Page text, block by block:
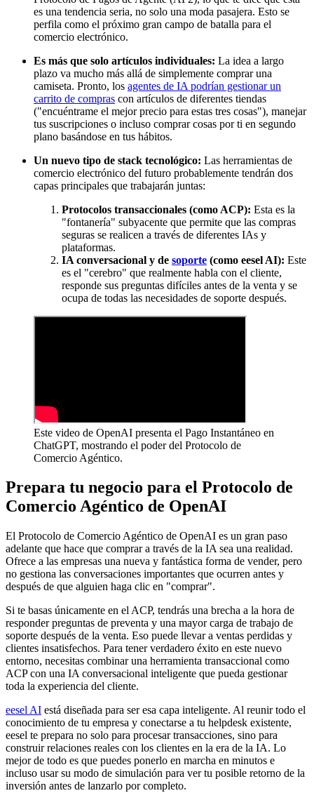
es una tendencia seria, no solo una moda pasajera. Esto se
perfila como el próximo gran campo de batalla para el
comercio electrónico.
Es más que solo artículos individuales: La idea a largo
plazo va mucho más allá de simplemente comprar una
camiseta. Pronto, los agentes de IA podrían gestionar un
carrito de compras con artículos de diferentes tiendas
("encuéntrame el mejor precio para estas tres cosas"), manejar
tus suscripciones o incluso comprar cosas por ti en segundo
plano basándose en tus hábitos.
Un nuevo tipo de stack tecnológico: Las herramientas de
comercio electrónico del futuro probablemente tendrán dos
capas principales que trabajarán juntas:
Protocolos transaccionales (como ACP): Esta es la
"fontanería" subyacente que permite que las compras
seguras se realicen a través de diferentes IAs y
plataformas.
IA conversacional y de soporte (como eesel AI): Este
es el "cerebro" que realmente habla con el cliente,
responde sus preguntas difíciles antes de la venta y se
ocupa de todas las necesidades de soporte después.
Este video de OpenAI presenta el Pago Instantáneo en
ChatGPT, mostrando el poder del Protocolo de
Comercio Agéntico.
Prepara tu negocio para el Protocolo de
Comercio Agéntico de OpenAI
El Protocolo de Comercio Agéntico de OpenAI es un gran paso
adelante que hace que comprar a través de la IA sea una realidad.
Ofrece a las empresas una nueva y fantástica forma de vender, pero
no gestiona las conversaciones importantes que ocurren antes y
después de que alguien haga clic en "comprar".
Si te basas únicamente en el ACP, tendrás una brecha a la hora de
responder preguntas de preventa y una mayor carga de trabajo de
soporte después de la venta. Eso puede llevar a ventas perdidas y
clientes insatisfechos. Para tener verdadero éxito en este nuevo
entorno, necesitas combinar una herramienta transaccional como
ACP con una IA conversacional inteligente que pueda gestionar
toda la experiencia del cliente.
eesel AI está diseñada para ser esa capa inteligente. Al reunir todo el
conocimiento de tu empresa y conectarse a tu helpdesk existente,
eesel te prepara no solo para procesar transacciones, sino para
construir relaciones reales con los clientes en la era de la IA. Lo
mejor de todo es que puedes ponerlo en marcha en minutos e
incluso usar su modo de simulación para ver tu posible retorno de la
inversión antes de lanzarlo por completo.